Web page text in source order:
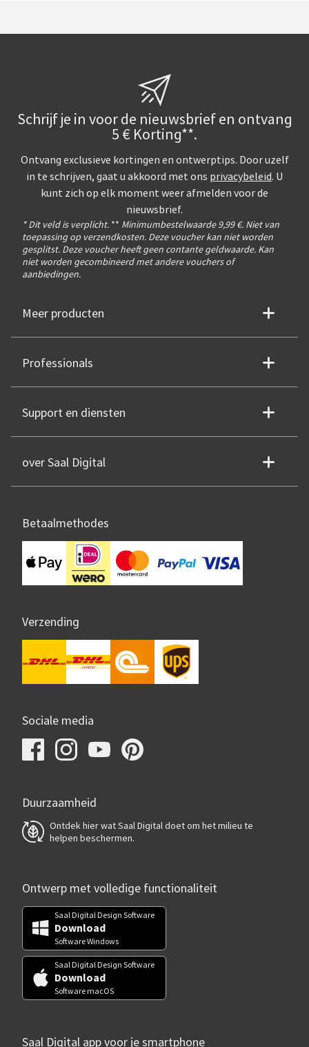
Schrijf je in voor de nieuwsbrief en ontvang
5 € Korting**.
Ontvang exclusieve kortingen en ontwerptips. Door uzelf
in te schrijven, gaat u akkoord met ons privacybeleid. U
kunt zich op elk moment weer afmelden voor de
nieuwsbrief.
* Dit veld is verplicht. ** Minimumbestelwaarde 9,99 €. Niet van
toepassing op verzendkosten. Deze voucher kan niet worden
gesplitst. Deze voucher heeft geen contante geldwaarde. Kan
niet worden gecombineerd met andere vouchers of
aanbiedingen.
Meer producten
Professionals
Support en diensten
over Saal Digital
Betaalmethodes
Verzending
Sociale media
Duurzaamheid
Ontdek hier wat Saal Digital doet om het milieu te
helpen beschermen.
Ontwerp met volledige functionaliteit
Saal Digital Design Software
Download
Software Windows
Saal Digital Design Software
Download
Software macOS
Saal Digital app voor je smartphone